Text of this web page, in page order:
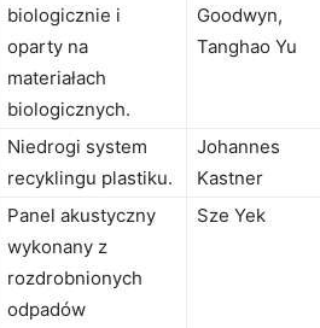
biologicznie i
oparty na
materiałach
biologicznych.
Goodwyn,
Tanghao Yu
Niedrogi system
recyklingu plastiku.
Johannes
Kastner
Panel akustyczny
wykonany z
rozdrobnionych
odpadów
Sze Yek